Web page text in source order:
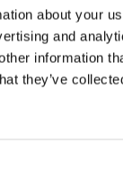
about your
and
information
they’ve
Toevoegen